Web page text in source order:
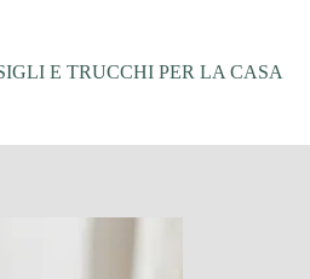
E TRUCCHI PER LA CASA